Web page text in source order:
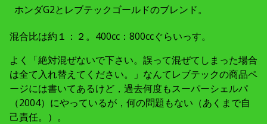
ホンダG2とレブテックゴールドのブレンド。
混合比は約１：２。400cc：800ccぐらいっす。
よく「絶対混ぜないで下さい。誤って混ぜてしまった場合
は全て入れ替えてください。」なんてレブテックの商品ペ
ージには書いてあるけど，過去何度もスーパーシェルパ
（2004）にやっているが，何の問題もない（あくまで自
己責任。）。